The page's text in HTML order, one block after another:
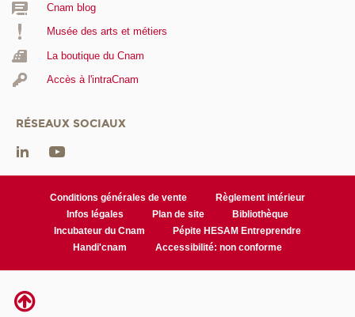
Cnam blog
Musée des arts et métiers
La boutique du Cnam
Accès à l'intraCnam
RÉSEAUX SOCIAUX
Conditions générales de vente
Règlement intérieur
Infos légales
Plan de site
Bibliothèque
Incubateur du Cnam
Pépite HESAM Entreprendre
Handi'cnam
Accessibilité: non conforme